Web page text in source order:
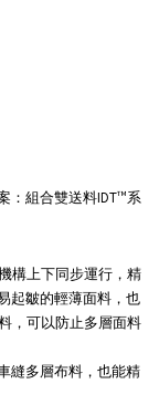
：組合雙送料IDT™系
構上下同步運行，精
起皺的輕薄面料，也
，可以防止多層面料
縫多層布料，也能精